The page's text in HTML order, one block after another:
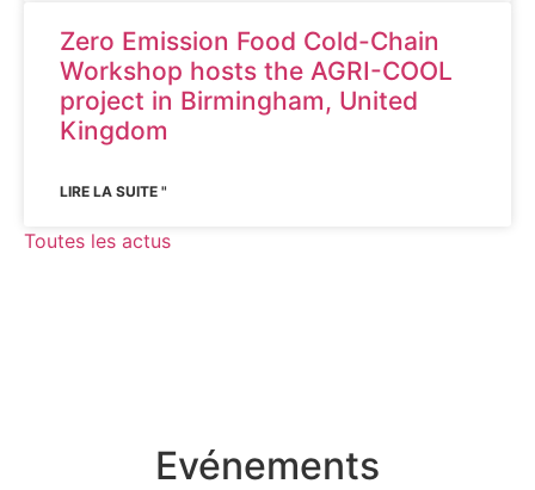
Zero Emission Food Cold-Chain
Workshop hosts the AGRI-COOL
project in Birmingham, United
Kingdom
LIRE LA SUITE "
Toutes les actus
Evénements